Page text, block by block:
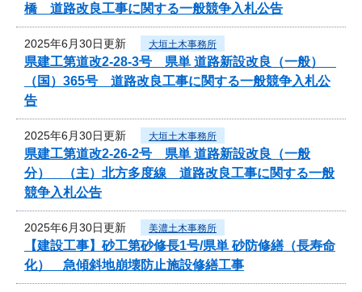
橋 道路改良工事に関する一般競争入札公告
2025年6月30日更新 大垣土木事務所
県建工第道改2-28-3号 県単 道路新設改良（一般）
（国）365号 道路改良工事に関する一般競争入札公
告
2025年6月30日更新 大垣土木事務所
県建工第道改2-26-2号 県単 道路新設改良（一般
分） （主）北方多度線 道路改良工事に関する一般
競争入札公告
2025年6月30日更新 美濃土木事務所
【建設工事】砂工第砂修長1号/県単 砂防修繕（長寿命
化） 急傾斜地崩壊防止施設修繕工事